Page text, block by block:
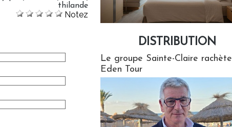
thilande
Notez
DISTRIBUTION
Le groupe Sainte-Claire rachète
Eden Tour